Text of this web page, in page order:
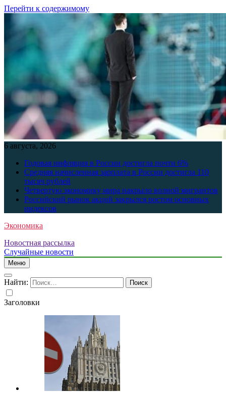
Перейти к содержимому
6 августа, 2026
Годовая инфляция в России достигла почти 6%
Средняя начисленная зарплата в России достигла 110
тысяч рублей
Четвертую экономику мира накрыло волной мигрантов
Российский рынок акций закрылся ростом основных
индексов
Экономика
Новостная рассылка
Случайные новости
Меню
Найти:
Заголовки